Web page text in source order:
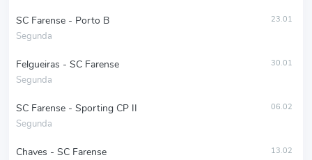
SC Farense - Porto B
Segunda
23.01
Felgueiras - SC Farense
Segunda
30.01
SC Farense - Sporting CP II
Segunda
06.02
Chaves - SC Farense 13.02